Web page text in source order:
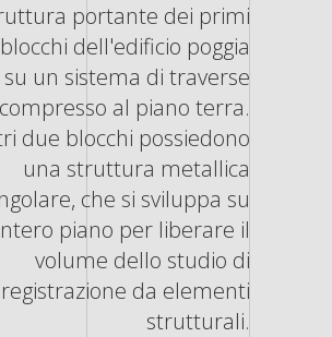
portante dei primi
dell'edificio poggia
su un sistema di traverse
al piano terra.
due blocchi possiedono
una struttura metallica
che si sviluppa su
piano per liberare il
volume dello studio di
registrazione da elementi
strutturali.